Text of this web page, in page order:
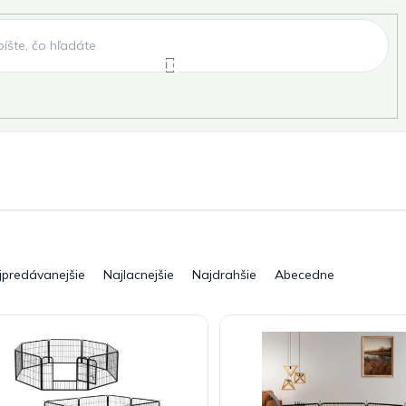
Záhradné grily a ohniská
Pre deti Novinky
Najlacnejšie Najdrahšie Abecedne